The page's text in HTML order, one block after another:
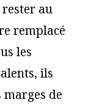
au
remplacé
les
ils
marges de